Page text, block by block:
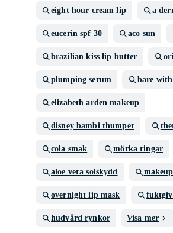
eight hour cream lip a
eucerin spf 30 aco sun
brazilian kiss lip butter
plumping serum bare
elizabeth arden makeup
disney bambi thumper
cola smak mörka ringar
aloe vera solskydd
overnight lip mask
hudvård rynkor Visa mer